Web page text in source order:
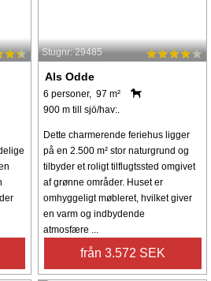
Stugnr: 29485
Als Odde
6 personer, 97 m²
900 m till sjö/hav:.
Dette charmerende feriehus ligger
på en 2.500 m² stor naturgrund og
tilbyder et roligt tilflugtssted omgivet
af grønne områder. Huset er
omhyggeligt møbleret, hvilket giver
en varm og indbydende
atmosfære ...
från 3.572 SEK